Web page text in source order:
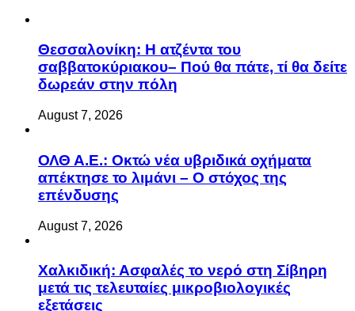
Θεσσαλονίκη: Η ατζέντα του
σαββατοκύριακου– Πού θα πάτε, τί θα δείτε
δωρεάν στην πόλη
August 7, 2026
ΟΛΘ Α.Ε.: Οκτώ νέα υβριδικά οχήματα
απέκτησε το λιμάνι – Ο στόχος της
επένδυσης
August 7, 2026
Χαλκιδική: Ασφαλές το νερό στη Σίβηρη
μετά τις τελευταίες μικροβιολογικές
εξετάσεις